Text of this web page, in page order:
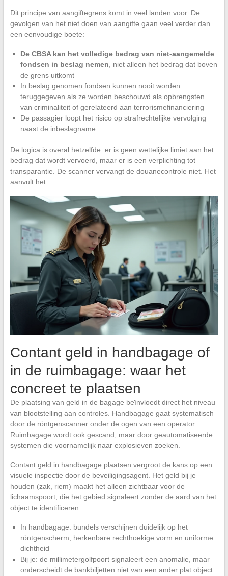
Dit principe van aangiftegrens komt in veel landen voor. De
gevolgen van het niet doen van aangifte gaan veel verder dan
een eenvoudige boete:
De CBSA kan het volledige bedrag van niet-aangemelde
fondsen in beslag nemen , niet alleen het bedrag dat boven
de grens uitkomt
In beslag genomen fondsen kunnen nooit worden
teruggegeven als ze worden beschouwd als opbrengsten
van criminaliteit of gerelateerd aan terrorismefinanciering
De passagier loopt het risico op strafrechtelijke vervolging
naast de inbeslagname
De logica is overal hetzelfde: er is geen wettelijke limiet aan het
bedrag dat wordt vervoerd, maar er is een verplichting tot
transparantie. De scanner vervangt de douanecontrole niet. Het
aanvult het.
Contant geld in handbagage of
in de ruimbagage: waar het
concreet te plaatsen
De plaatsing van geld in de bagage beïnvloedt direct het niveau
van blootstelling aan controles. Handbagage gaat systematisch
door de röntgenscanner onder de ogen van een operator.
Ruimbagage wordt ook gescand, maar door geautomatiseerde
systemen die voornamelijk naar explosieven zoeken.
Contant geld in handbagage plaatsen vergroot de kans op een
visuele inspectie door de beveiligingsagent. Het geld bij je
houden (zak, riem) maakt het alleen zichtbaar voor de
lichaamspoort, die het gebied signaleert zonder de aard van het
object te identificeren.
In handbagage: bundels verschijnen duidelijk op het
röntgenscherm, herkenbare rechthoekige vorm en uniforme
dichtheid
Bij je: de millimetergolfpoort signaleert een anomalie, maar
onderscheidt de bankbiljetten niet van een ander plat object